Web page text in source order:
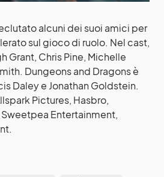
alcuni dei suoi amici per
sul gioco di ruolo. Nel cast,
Grant, Chris Pine, Michelle
Dungeons and Dragons è
Daley e Jonathan Goldstein.
Pictures, Hasbro,
Entertainment,